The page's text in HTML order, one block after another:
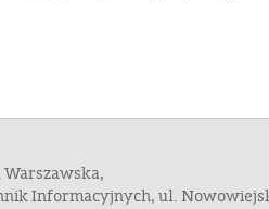
Informacyjnych, ul.